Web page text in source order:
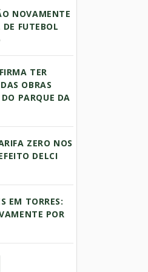
NOVAMENTE
FUTEBOL
TER
OBRAS
PARQUE DA
ZERO NOS
DELCI
EM TORRES:
POR